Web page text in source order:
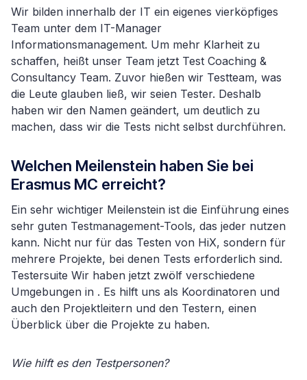
Wir bilden innerhalb der IT ein eigenes vierköpfiges
Team unter dem IT-Manager
Informationsmanagement. Um mehr Klarheit zu
schaffen, heißt unser Team jetzt Test Coaching &
Consultancy Team. Zuvor hießen wir Testteam, was
die Leute glauben ließ, wir seien Tester. Deshalb
haben wir den Namen geändert, um deutlich zu
machen, dass wir die Tests nicht selbst durchführen.
Welchen Meilenstein haben Sie bei
Erasmus MC erreicht?
Ein sehr wichtiger Meilenstein ist die Einführung eines
sehr guten Testmanagement-Tools, das jeder nutzen
kann. Nicht nur für das Testen von HiX, sondern für
mehrere Projekte, bei denen Tests erforderlich sind.
Testersuite Wir haben jetzt zwölf verschiedene
Umgebungen in . Es hilft uns als Koordinatoren und
auch den Projektleitern und den Testern, einen
Überblick über die Projekte zu haben.
Wie hilft es den Testpersonen?